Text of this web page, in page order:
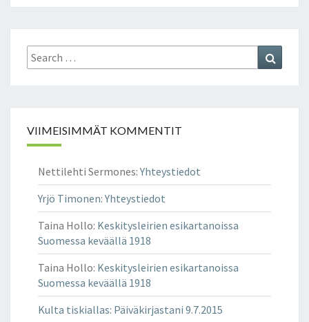
Ä
U
T
A
I
N
O
A
L
A
!
Search
for:
VIIMEISIMMÄT KOMMENTIT
Nettilehti Sermones:Yhteystiedot
Yrjö Timonen:Yhteystiedot
Taina Hollo: Keskitysleirien esikartanoissa
Suomessa keväällä 1918
Taina Hollo: Keskitysleirien esikartanoissa
Suomessa keväällä 1918
Kulta tiskiallas: Päiväkirjastani 9.7.2015